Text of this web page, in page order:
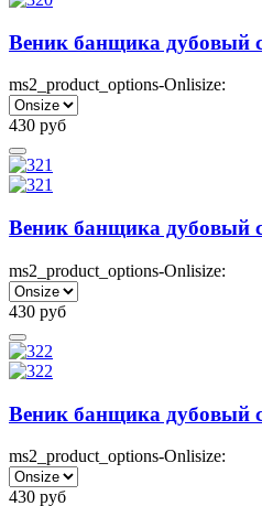
Веник банщика дубовый
ms2_product_options-Onlisize:
430 руб
Веник банщика дубовый
ms2_product_options-Onlisize:
430 руб
Веник банщика дубовый
ms2_product_options-Onlisize:
430 руб